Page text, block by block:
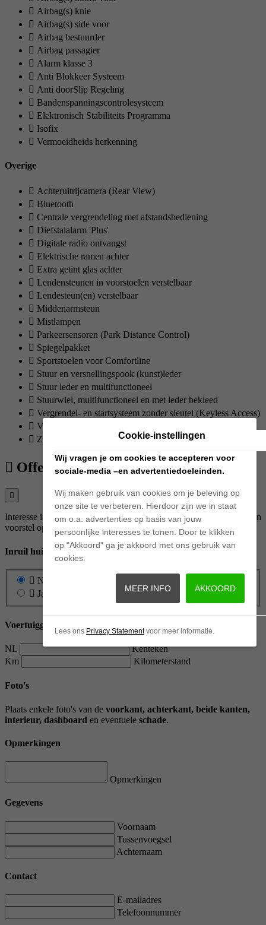
Airbag(s) knie
Airbag(s) side voor
Airbag bestuurder
Airbag passagier
Alarm klasse 3
Anti Blokkeer Systeem
Anti doorSlip Regeling
Bandenspanningscontrolesysteem
Elektronisch Stabiliteits Programma
Isofix
Vermoeidheids herkenning
Overige
Achteruitrijcamera (Rear View)
Bluetooth
Centrale vergrendeling met afstandsbediening
Diefstalalarm 'Plus'
Digitale radio ontvangst
Elektrische ramen achter
Extra getint glas achter
Lendensteunen in voorstoelen verstelbaar
Lendesteun(en) verstelbaar
Middenarmsteun
Mistlampen
Parkeersensoren (Park Distance Control)
Spiegelpakket
Sportstoelen voor Comfortline
Stuur en versnellingspook (kunst)leder
Stuur leder en multifunctioneel
Stuurwiel, multifunctioneel en met leder bekleed
Vergrendel- en startsysteem zonder sleutel (Keyless Access)
Vermoeidheidsherkenning
Zijruiten achter en achterruit getint, 65% lichtabsorberend
Offerte aanvragen
Interesse in deze Volkswagen? Vraag een offerte aan en ontvang een
voorstel op maat.
Inruil huidig voertuig
Nee
Ja
Voertuiggegevens
NL
Kenteken
Km
Kilometerstand
Foto's
Plaats enkele foto's van de voorkant, achterkant, beide kanten,
interieur, dashboard en eventuele schade.
Opmerkingen
Opmerkingen
Gegevens
Voornaam
Tussenvoegsel
Achternaam
Contact
E-mailadres
Telefoonnummer
Cookie-instellingen
Wij vragen je om cookies te accepteren voor
sociale-media –en advertentiedoeleinden.
Wij maken gebruik van cookies om je beleving op
onze site te verbeteren. Hierdoor zijn we in staat
om o.a. advertenties op basis van jouw
persoonlijke interesses te tonen. Door te klikken
op "Akkoord" ga je akkoord met ons gebruik van
cookies.
AKKOORD
MEER INFO
Lees ons Privacy Statementvoor meer informatie.